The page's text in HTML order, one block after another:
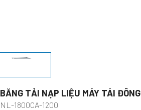
BĂNG TẢI NẠP LIỆU MÁY TÁI ĐÔNG
NL-1800CA-1200